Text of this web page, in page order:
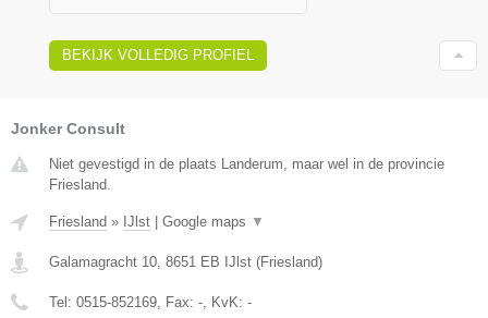
BEKIJK VOLLEDIG PROFIEL
Jonker Consult
Niet gevestigd in de plaats Landerum, maar wel in de provincie
Friesland.
Friesland » IJlst Google maps ▼
Galamagracht 10 8651 EB IJlst (Friesland)
Tel: 0515-852169 , Fax: - , KvK: -